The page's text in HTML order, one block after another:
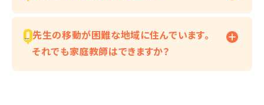
先生の移動が困難な地域に住んでいます。
それでも家庭教師はできますか？